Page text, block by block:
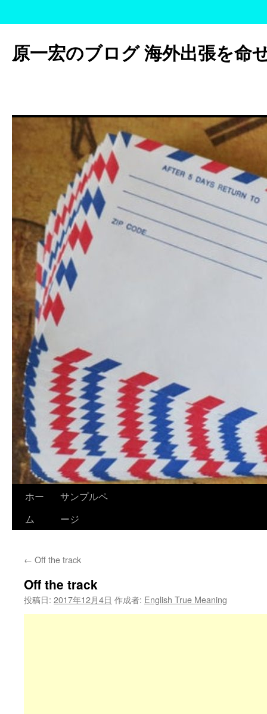
テ
ン
ッ
原一宏のブログ 海外出張を命
ホー
ム
サンプルペ
ージ
← Off the track
Off the track
投稿日: 2017年12月4日 作成者: English True Meaning